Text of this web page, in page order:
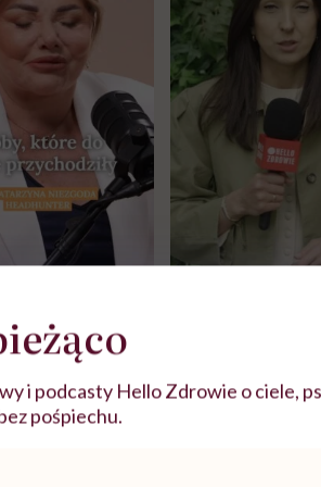
ciąży, co mi się
Headhunter o
u
na rynku
atakach paniki.
i podcasty Hello Zdrowie o ciele,
pośpiechu.